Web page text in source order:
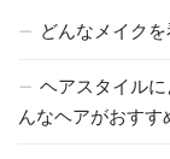
どんなメイク
ヘアスタイル
んなヘアがおすす